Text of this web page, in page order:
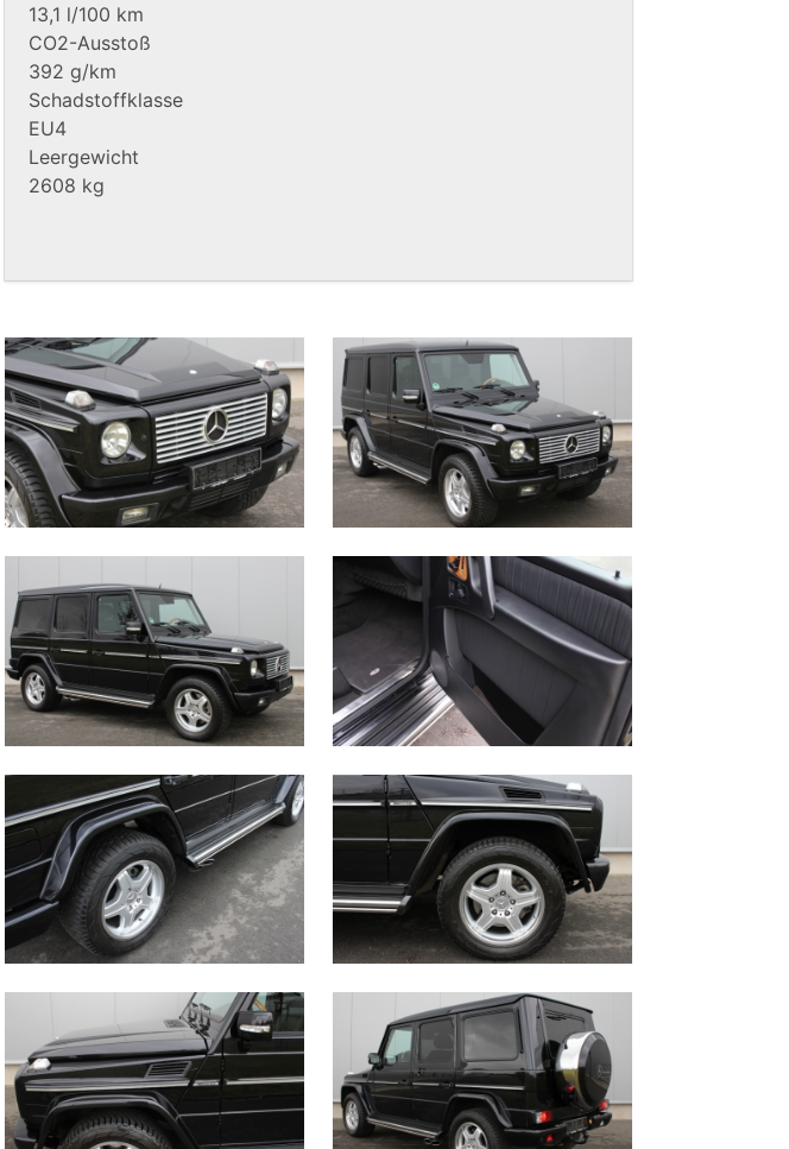
13,1 l/100 km
CO2-Ausstoß
392 g/km
Schadstoffklasse
EU4
Leergewicht
2608 kg